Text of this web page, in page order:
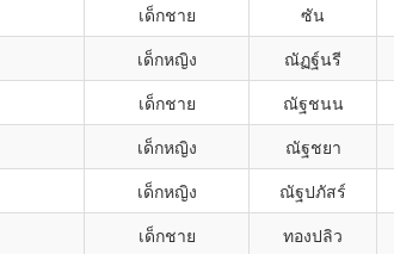
เด็กชาย ซัน
เด็กหญิง ณัฏฐ์นรี
เด็กชาย ณัฐชนน
เด็กหญิง ณัฐชยา
เด็กหญิง ณัฐปภัสร์
เด็กชาย ทองปลิว